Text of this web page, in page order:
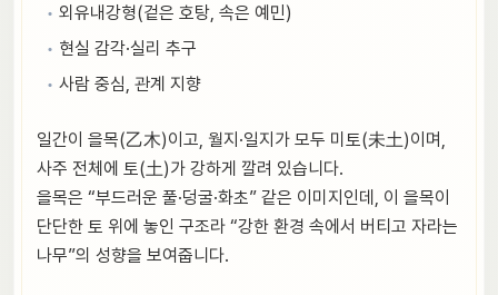
외유내강형(겉은 호탕, 속은 예민)
현실 감각·실리 추구
사람 중심, 관계 지향
일간이 을목(乙木)이고, 월지·일지가 모두 미토(未土)이며,
사주 전체에 토(土)가 강하게 깔려 있습니다.
을목은 “부드러운 풀·덩굴·화초” 같은 이미지인데, 이 을목이
단단한 토 위에 놓인 구조라 “강한 환경 속에서 버티고 자라는
나무”의 성향을 보여줍니다.